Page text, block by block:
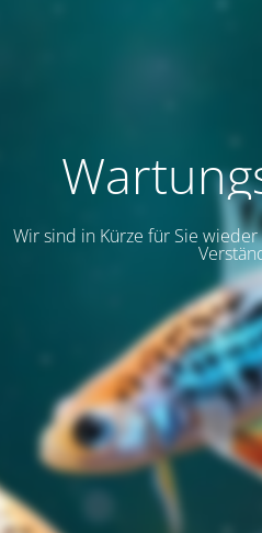
Wir sind in Kürze für Sie wieder